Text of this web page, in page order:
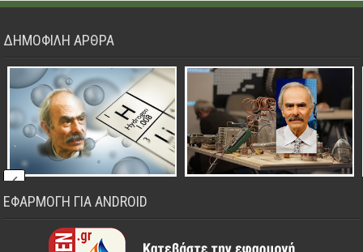
ΔΗΜΟΦΙΛΗ ΑΡΘΡΑ
ΕΦΑΡΜΟΓΗ ΓΙΑ ANDROID